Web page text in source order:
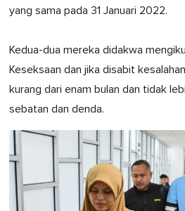
yang sama pada 31 Januari 2022.
Kedua-dua mereka didakwa
Keseksaan dan jika disabit
kurang dari enam bulan dan tidak
sebatan dan denda.